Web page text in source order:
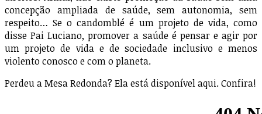
concepção ampliada de saúde, sem autonomia, sem
respeito… Se o candomblé é um projeto de vida, como
disse Pai Luciano, promover a saúde é pensar e agir por
um projeto de vida e de sociedade inclusivo e menos
violento conosco e com o planeta.
Perdeu a Mesa Redonda? Ela está disponível aqui. Confira!